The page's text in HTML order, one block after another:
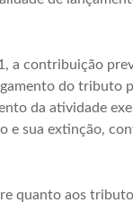
a contribuição
do tributo
da atividade
sua extinção,
quanto aos